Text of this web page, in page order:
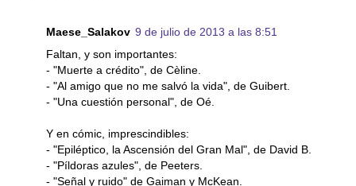
Maese_Salakov 9 de julio de 2013 a las 8:51
Faltan, y son importantes:
- "Muerte a crédito", de Cèline.
- "Al amigo que no me salvó la vida", de Guibert.
- "Una cuestión personal", de Oé.
Y en cómic, imprescindibles:
- "Epiléptico, la Ascensión del Gran Mal", de David B.
- "Píldoras azules", de Peeters.
- "Señal y ruido" de Gaiman y McKean.